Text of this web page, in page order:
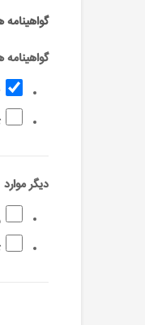
گواهینامه
دیگر موارد